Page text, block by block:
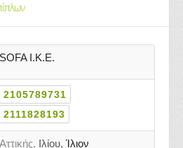
SOFA I.K.E.
2105789731
2111828193
Αττικής, Ιλίου, Ίλιον